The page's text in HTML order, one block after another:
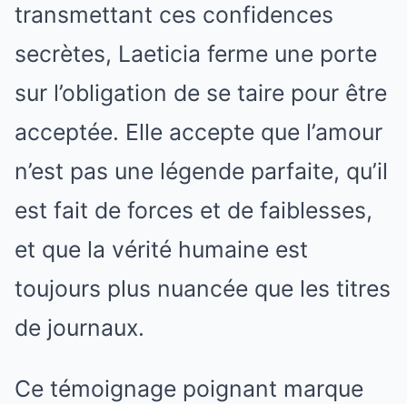
transmettant ces confidences
secrètes, Laeticia ferme une porte
sur l’obligation de se taire pour être
acceptée. Elle accepte que l’amour
n’est pas une légende parfaite, qu’il
est fait de forces et de faiblesses,
et que la vérité humaine est
toujours plus nuancée que les titres
de journaux.
Ce témoignage poignant marque